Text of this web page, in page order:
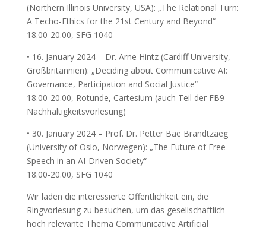
(Northern Illinois University, USA): „The Relational Turn:
A Techo-Ethics for the 21st Century and Beyond“
18.00-20.00, SFG 1040
• 16. January 2024 – Dr. Arne Hintz (Cardiff University,
Großbritannien): „Deciding about Communicative AI:
Governance, Participation and Social Justice“
18.00-20.00, Rotunde, Cartesium (auch Teil der FB9
Nachhaltigkeitsvorlesung)
• 30. January 2024 – Prof. Dr. Petter Bae Brandtzaeg
(University of Oslo, Norwegen): „The Future of Free
Speech in an AI-Driven Society“
18.00-20.00, SFG 1040
Wir laden die interessierte Öffentlichkeit ein, die
Ringvorlesung zu besuchen, um das gesellschaftlich
hoch relevante Thema Communicative Artificial